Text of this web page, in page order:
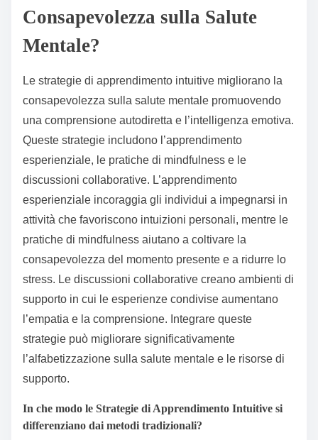
Consapevolezza sulla Salute
Mentale?
Le strategie di apprendimento intuitive migliorano la
consapevolezza sulla salute mentale promuovendo
una comprensione autodiretta e l’intelligenza emotiva.
Queste strategie includono l’apprendimento
esperienziale, le pratiche di mindfulness e le
discussioni collaborative. L’apprendimento
esperienziale incoraggia gli individui a impegnarsi in
attività che favoriscono intuizioni personali, mentre le
pratiche di mindfulness aiutano a coltivare la
consapevolezza del momento presente e a ridurre lo
stress. Le discussioni collaborative creano ambienti di
supporto in cui le esperienze condivise aumentano
l’empatia e la comprensione. Integrare queste
strategie può migliorare significativamente
l’alfabetizzazione sulla salute mentale e le risorse di
supporto.
In che modo le Strategie di Apprendimento Intuitive si
differenziano dai metodi tradizionali?